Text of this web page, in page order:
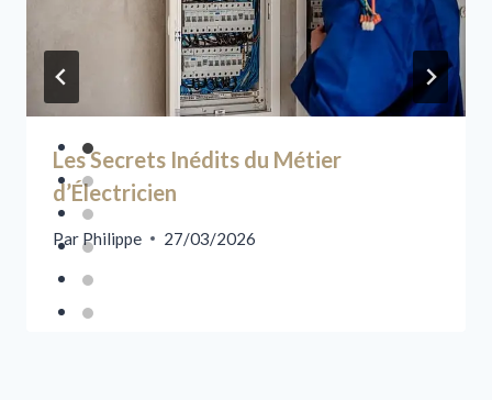
Les Secrets Inédits du Métier
d’Électricien
Par Philippe 27/03/2026